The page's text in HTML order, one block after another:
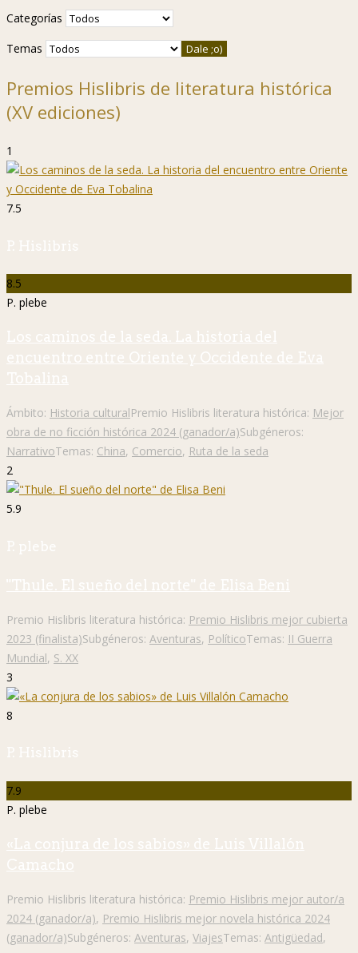
Categorías
Temas
Premios Hislibris de literatura histórica
(XV ediciones)
1
7.5
P. Hislibris
8.5
P. plebe
Los caminos de la seda. La historia del
encuentro entre Oriente y Occidente de Eva
Tobalina
Ámbito: Historia culturalPremio Hislibris literatura histórica: Mejor
obra de no ficción histórica 2024 (ganador/a)Subgéneros:
NarrativoTemas: China, Comercio, Ruta de la seda
2
5.9
P. plebe
"Thule. El sueño del norte" de Elisa Beni
Premio Hislibris literatura histórica: Premio Hislibris mejor cubierta
2023 (finalista)Subgéneros: Aventuras, PolíticoTemas: II Guerra
Mundial, S. XX
3
8
P. Hislibris
7.9
P. plebe
«La conjura de los sabios» de Luis Villalón
Camacho
Premio Hislibris literatura histórica: Premio Hislibris mejor autor/a
2024 (ganador/a), Premio Hislibris mejor novela histórica 2024
(ganador/a)Subgéneros: Aventuras, ViajesTemas: Antigüedad,